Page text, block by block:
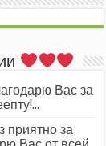
Вас за
приятно за